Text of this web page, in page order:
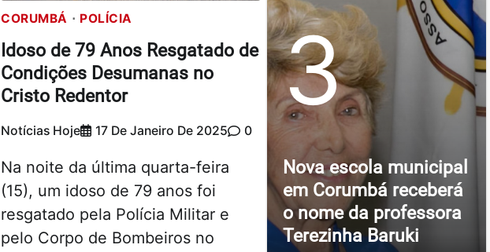
CORUMBÁ POLÍCIA
Idoso de 79 Anos Resgatado de
Condições Desumanas no
Cristo Redentor
Notícias Hoje 17 De Janeiro De 2025 0
Na noite da última quarta-feira
(15), um idoso de 79 anos foi
resgatado pela Polícia Militar e
pelo Corpo de Bombeiros no
3
Nova escola municipal
em Corumbá receberá
o nome da professora
Terezinha Baruki